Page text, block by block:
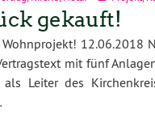
gekauft!
12.06.2018
mit fünf
als Leiter des